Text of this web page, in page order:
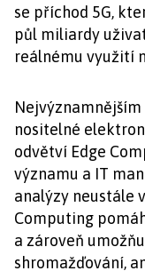
se příchod 5G,
půl miliardy
reálnému využití
nositelné
odvětví Edge
významu a IT
analýzy neustále
Computing
a zároveň
shromažďování,